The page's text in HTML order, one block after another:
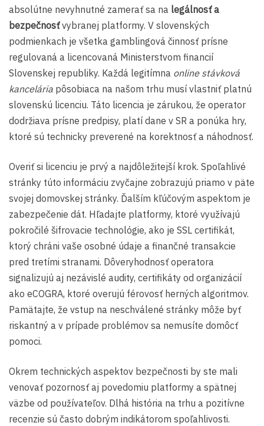
absolútne nevyhnutné zamerať sa na legálnosť a
bezpečnosťvybranej platformy. V slovenských
podmienkach je všetka gamblingová činnosť prísne
regulovaná a licencovaná Ministerstvom financií
Slovenskej republiky. Každá legitímna online stávková
kancelária pôsobiaca na našom trhu musí vlastniť platnú
slovenskú licenciu. Táto licencia je zárukou, že operator
dodržiava prísne predpisy, platí dane v SR a ponúka hry,
ktoré sú technicky preverené na korektnosť a náhodnosť.
Overiť si licenciu je prvý a najdôležitejší krok. Spoľahlivé
stránky túto informáciu zvyčajne zobrazujú priamo v päte
svojej domovskej stránky. Ďalším kľúčovým aspektom je
zabezpečenie dát. Hľadajte platformy, ktoré využívajú
pokročilé šifrovacie technológie, ako je SSL certifikát,
ktorý chráni vaše osobné údaje a finančné transakcie
pred tretími stranami. Dôveryhodnosť operatora
signalizujú aj nezávislé audity, certifikáty od organizácií
ako eCOGRA, ktoré overujú férovosť herných algoritmov.
Pamätajte, že vstup na neschválené stránky môže byť
riskantný a v prípade problémov sa nemusíte domôcť
pomoci.
Okrem technických aspektov bezpečnosti by ste mali
venovať pozornosť aj povedomiu platformy a spätnej
väzbe od používateľov. Dlhá história na trhu a pozitívne
recenzie sú často dobrým indikátorom spoľahlivosti.